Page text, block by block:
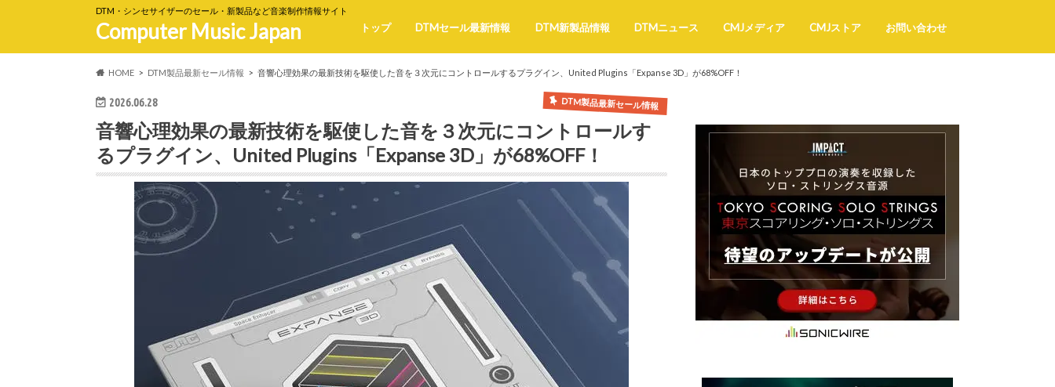
DTM・シンセサイザーのセール・新製品など音楽制作情報サイト
Computer Music Japan トップ DTMセール最新情報 DTM新製品情報 DTMニュース CMJメディア CMJストア お問い合わせ
HOME DTM製品最新セール情報 音響心理効果の最新技術を駆使した音を３次元にコントロールするプラグイン、United Plugins「Expanse 3D」が68%OFF！
2026.06.28 DTM製品最新セール情報
音響心理効果の最新技術を駆使した音を３次元にコントロールす
るプラグイン、United Plugins「Expanse 3D」が68%OFF！